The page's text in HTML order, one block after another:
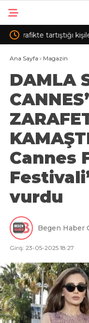
FETÖ
Ana Sayfa › Magazin
DAMLA
Cannes
vurdu
Begen Haber
Giriş: 23-05-2025 18:27